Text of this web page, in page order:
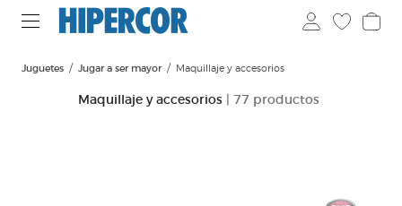
Juguetes Jugar a ser mayor Maquillaje y accesorios
Maquillaje y accesorios | 77 productos